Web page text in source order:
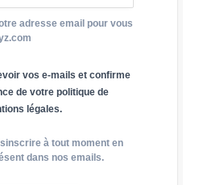
adresse email pour vous
vos e-mails et confirme
de votre politique de
légales.
à tout moment en
dans nos emails.